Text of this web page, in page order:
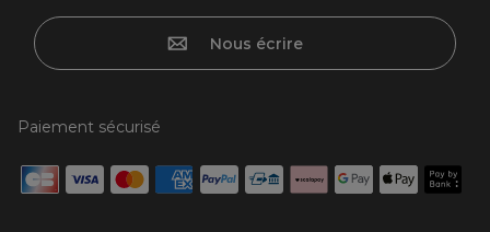
Nous écrire
Paiement sécurisé